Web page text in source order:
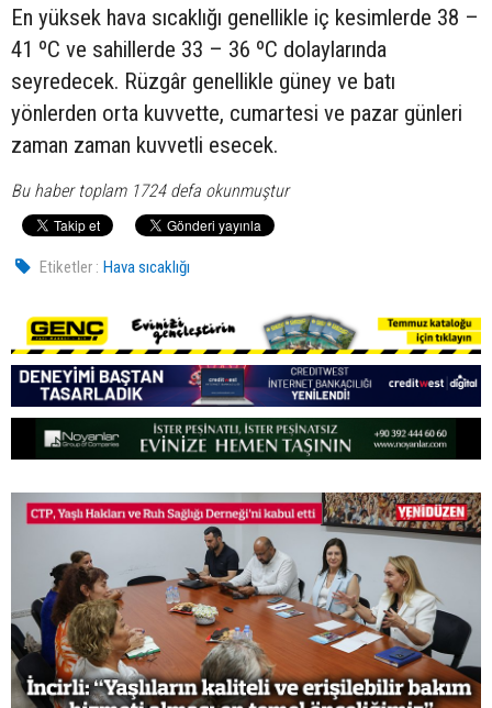
En yüksek hava sıcaklığı genellikle iç kesimlerde 38 –
41 ºC ve sahillerde 33 – 36 ºC dolaylarında
seyredecek. Rüzgâr genellikle güney ve batı
yönlerden orta kuvvette, cumartesi ve pazar günleri
zaman zaman kuvvetli esecek.
Bu haber toplam 1724 defa okunmuştur
Etiketler : Hava sıcaklığı